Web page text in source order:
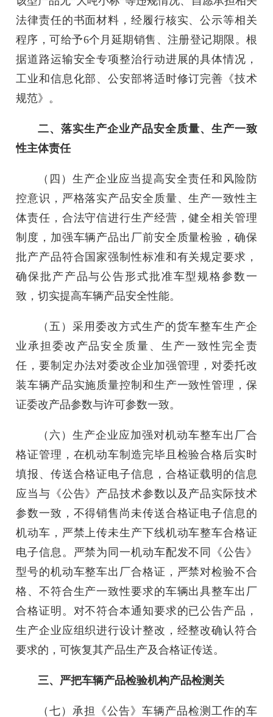
法律责任的书面材料，经履行核实、公示等相关
程序，可给予6个月延期销售、注册登记期限。根
据道路运输安全专项整治行动进展的具体情况，
工业和信息化部、公安部将适时修订完善《技术
规范》。
二、落实生产企业产品安全质量、生产一致
性主体责任
（四）生产企业应当提高安全责任和风险防
控意识，严格落实产品安全质量、生产一致性主
体责任，合法守信进行生产经营，健全相关管理
制度，加强车辆产品出厂前安全质量检验，确保
批产产品符合国家强制性标准和有关规定要求，
确保批产产品与公告形式批准车型规格参数一
致，切实提高车辆产品安全性能。
（五）采用委改方式生产的货车整车生产企
业承担委改产品安全质量、生产一致性完全责
任，要制定办法对委改企业加强管理，对委托改
装车辆产品实施质量控制和生产一致性管理，保
证委改产品参数与许可参数一致。
（六）生产企业应加强对机动车整车出厂合
格证管理，在机动车制造完毕且检验合格后实时
填报、传送合格证电子信息，合格证载明的信息
应当与《公告》产品技术参数以及产品实际技术
参数一致，不得销售尚未传送合格证电子信息的
机动车，严禁上传未生产下线机动车整车合格证
电子信息。严禁为同一机动车配发不同《公告》
型号的机动车整车出厂合格证，严禁对检验不合
格、不符合生产一致性要求的车辆出具整车出厂
合格证明。对不符合本通知要求的已公告产品，
生产企业应组织进行设计整改，经整改确认符合
要求的，可恢复其产品生产及合格证传送。
三、严把车辆产品检验机构产品检测关
（七）承担《公告》车辆产品检测工作的车